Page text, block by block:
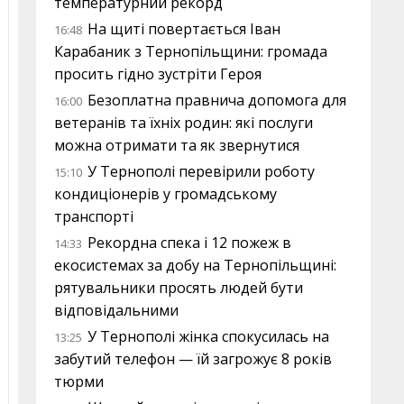
16:48 На щиті повертається Іван
Карабаник з Тернопільщини: громада
просить гідно зустріти Героя
16:00 Безоплатна правнича допомога для
ветеранів та їхніх родин: які послуги
можна отримати та як звернутися
15:10 У Тернополі перевірили роботу
кондиціонерів у громадському
транспорті
14:33 Рекордна спека і 12 пожеж в
екосистемах за добу на Тернопільщині:
рятувальники просять людей бути
відповідальними
13:25 У Тернополі жінка спокусилась на
забутий телефон — їй загрожує 8 років
тюрми